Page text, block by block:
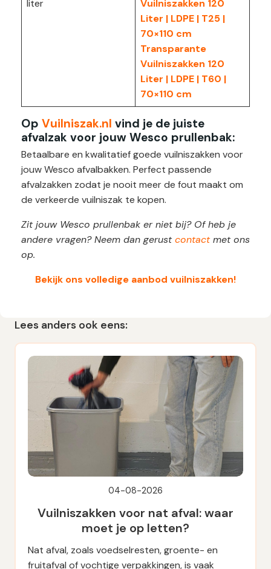
liter
Vuilniszakken 120
Liter | LDPE | T25 |
70×110 cm
Transparante
Vuilniszakken 120
Liter | LDPE | T60 |
70×110 cm
Op Vuilniszak.nl vind je de juiste
afvalzak voor jouw Wesco prullenbak:
Betaalbare en kwalitatief goede vuilniszakken voor
jouw Wesco afvalbakken. Perfect passende
afvalzakken zodat je nooit meer de fout maakt om
de verkeerde vuilniszak te kopen.
Zit jouw Wesco prullenbak er niet bij? Of heb je
andere vragen? Neem dan gerustcontactmet ons
op.
Bekijk ons volledige aanbod vuilniszakken!
Lees anders ook eens:
04-08-2026
Vuilniszakken voor nat afval: waar
moet je op letten?
Nat afval, zoals voedselresten, groente- en
fruitafval of vochtige verpakkingen, is vaak